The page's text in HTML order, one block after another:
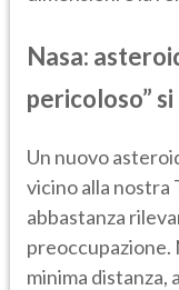
Nasa:
pericoloso”
Un nuovo
vicino alla nostra
abbastanza
preoccupazione.
minima distanza,